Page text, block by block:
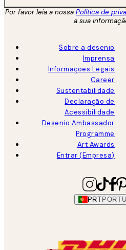
Por favor leia a nossa Política de
a sua
Sobre a desenio
Imprensa
Informações Legais
Career
Sustentabilidade
Declaração de
Acessibilidade
Desenio Ambassador
Programme
Art Awards
Entrar (Empresa)
PRT